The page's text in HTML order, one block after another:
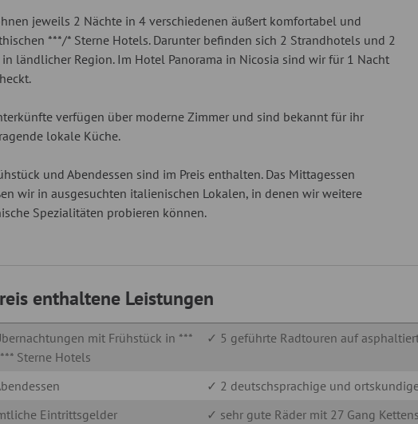
jeweils 2 Nächte in 4 verschiedenen äußert komfortabel und
***/* Sterne Hotels. Darunter befinden sich 2 Strandhotels und 2
ländlicher Region. Im Hotel Panorama in Nicosia sind wir für 1 Nacht
verfügen über moderne Zimmer und sind bekannt für ihr
lokale Küche.
und Abendessen sind im Preis enthalten. Das Mittagessen
wir in ausgesuchten italienischen Lokalen, in denen wir weitere
Spezialitäten probieren können.
enthaltene Leistungen
mit Frühstück in ***
Sterne Hotels
✓ 5 geführte Radtouren auf
✓ 2 deutschsprachige und
Eintrittsgelder
✓ sehr gute Räder mit 27 Gang